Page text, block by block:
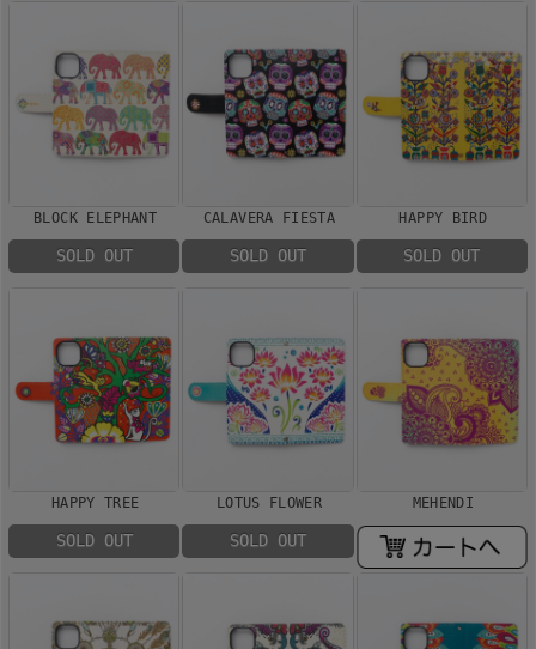
BLOCK ELEPHANT
SOLD OUT
CALAVERA FIESTA
SOLD OUT
HAPPY BIRD
SOLD OUT
HAPPY TREE
SOLD OUT
LOTUS FLOWER
SOLD OUT
MEHENDI